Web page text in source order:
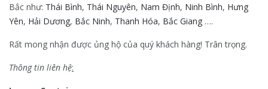
Bắc như: Thái Bình, Thái Nguyên, Nam Định, Ninh Bình, Hưng
Yên, Hải Dương, Bắc Ninh, Thanh Hóa, Bắc Giang ….
Rất mong nhận được ủng hộ của quý khách hàng! Trân trọng.
Thông tin liên hệ: